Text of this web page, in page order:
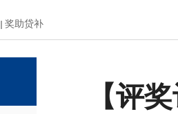
人力资源会议纪要
办事指南 下载专区 地科
奖助贷补
【评